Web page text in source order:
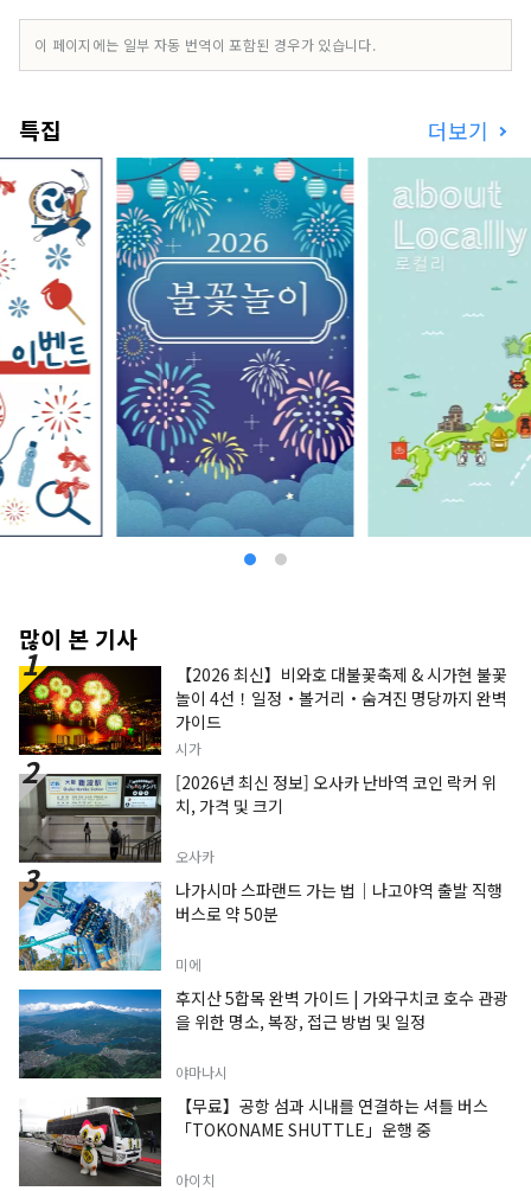
이 페이지에는 일부 자동 번역이 포함된 경우가 있습니다.
특집 더보기
많이 본 기사
【2026 최신】비와호 대불꽃축제 & 시가현 불꽃
놀이 4선！일정・볼거리・숨겨진 명당까지 완벽
가이드
시가
[2026년 최신 정보] 오사카 난바역 코인 락커 위
치, 가격 및 크기
오사카
나가시마 스파랜드 가는 법｜나고야역 출발 직행
버스로 약 50분
미에
후지산 5합목 완벽 가이드 | 가와구치코 호수 관광
을 위한 명소, 복장, 접근 방법 및 일정
야마나시
【무료】공항 섬과 시내를 연결하는 셔틀 버스
「TOKONAME SHUTTLE」운행 중
아이치